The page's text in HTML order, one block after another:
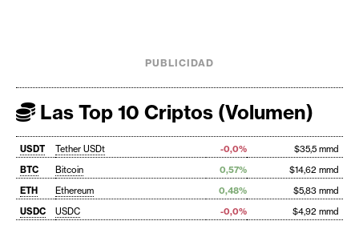
PUBLICIDAD
Las Top 10 Criptos (Volumen)
USDT Tether USDt -0,0%
$35,5 mmd
BTC
Bitcoin 0,57%
$14,62 mmd
ETH
Ethereum 0,48%
$5,83 mmd
USDC
USDC -0,0%
$4,92 mmd